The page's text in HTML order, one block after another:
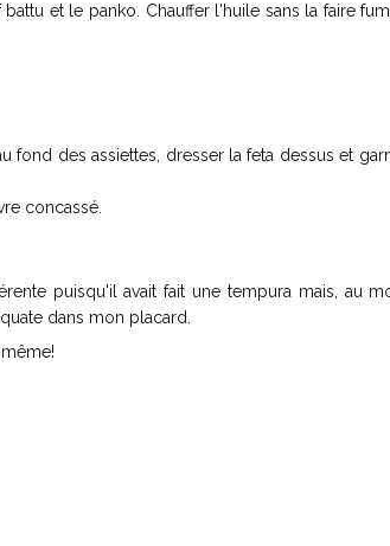
et le panko. Chauffer l'huile sans la faire
fond des assiettes, dresser la feta dessus et
concassé.
puisqu'il avait fait une tempura mais, au
dans mon placard.